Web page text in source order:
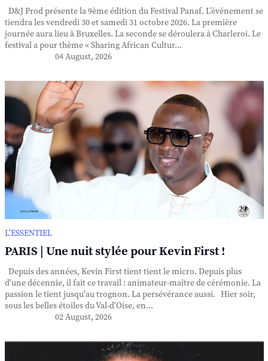
D&J Prod présente la 9ème édition du Festival Panaf. L’événement se
tiendra les vendredi 30 et samedi 31 octobre 2026. La première
journée aura lieu à Bruxelles. La seconde se déroulera à Charleroi. Le
festival a pour thème « Sharing African Cultur...
04 August, 2026
L’ESSENTIEL
PARIS | Une nuit stylée pour Kevin First !
Depuis des années, Kevin First tient tient le micro. Depuis plus
d'une décennie, il fait ce travail : animateur-maître de cérémonie. La
passion le tient jusqu'au trognon. La persévérance aussi. Hier soir,
sous les belles étoiles du Val-d'Oise, en...
02 August, 2026